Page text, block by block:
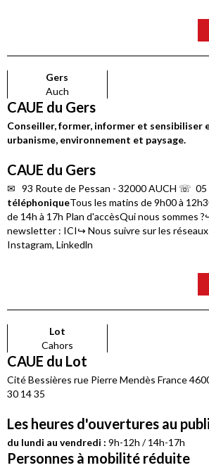
Gers
Auch
CAUE du Gers
Conseiller, former, informer et sensibiliser
urbanisme, environnement et paysage.
CAUE du Gers
✉︎ 93 Route de Pessan - 32000 AUCH ☏ 05
téléphoniqueTous les matins de 9h00 à
de 14h à 17h Plan d'accèsQui nous sommes
newsletter : ICI↪︎ Nous suivre sur les réseaux
Instagram, Linkedln
Lot
Cahors
CAUE du Lot
Cité Bessières rue Pierre Mendès France
30 14 35
Les heures d'ouvertures au
du lundi au vendredi : 9h-12h / 14h-17h
Personnes à mobilité réduite